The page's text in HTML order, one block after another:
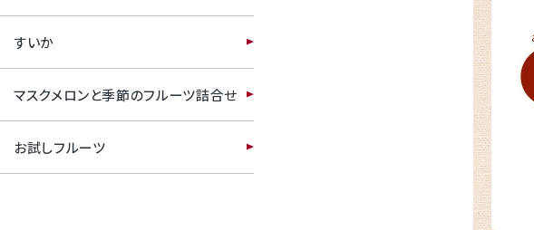
すいか
マスクメロンと季節のフルーツ詰合せ
お試しフルーツ